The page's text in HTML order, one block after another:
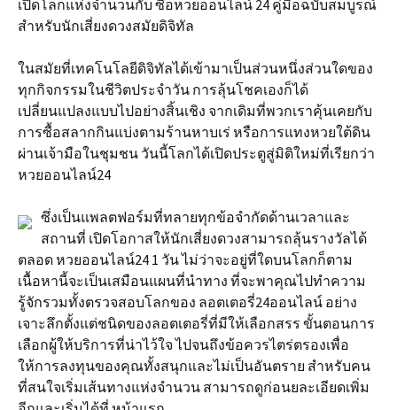
เปิดโลกแห่งจำนวนกับ ซื้อหวยออนไลน์ 24 คู่มือฉบับสมบูรณ์
สำหรับนักเสี่ยงดวงสมัยดิจิทัล
ในสมัยที่เทคโนโลยีดิจิทัลได้เข้ามาเป็นส่วนหนึ่งส่วนใดของ
ทุกกิจกรรมในชีวิตประจำวัน การลุ้นโชคเองก็ได้
เปลี่ยนแปลงแบบไปอย่างสิ้นเชิง จากเดิมที่พวกเราคุ้นเคยกับ
การซื้อสลากกินแบ่งตามร้านหาบเร่ หรือการแทงหวยใต้ดิน
ผ่านเจ้ามือในชุมชน วันนี้โลกได้เปิดประตูสู่มิติใหม่ที่เรียกว่า
หวยออนไลน์24
ซึ่งเป็นแพลตฟอร์มที่ทลายทุกข้อจำกัดด้านเวลาและ
สถานที่ เปิดโอกาสให้นักเสี่ยงดวงสามารถลุ้นรางวัลได้
ตลอด หวยออนไลน์24 1 วัน ไม่ว่าจะอยู่ที่ใดบนโลกก็ตาม
เนื้อหานี้จะเป็นเสมือนแผนที่นำทาง ที่จะพาคุณไปทำความ
รู้จักรวมทั้งตรวจสอบโลกของ ลอตเตอรี่24ออนไลน์ อย่าง
เจาะลึกตั้งแต่ชนิดของลอตเตอรี่ที่มีให้เลือกสรร ขั้นตอนการ
เลือกผู้ให้บริการที่น่าไว้ใจ ไปจนถึงข้อควรไตร่ตรองเพื่อ
ให้การลงทุนของคุณทั้งสนุกและไม่เป็นอันตราย สำหรับคน
ที่สนใจเริ่มเส้นทางแห่งจำนวน สามารถดูก่อนยละเอียดเพิ่ม